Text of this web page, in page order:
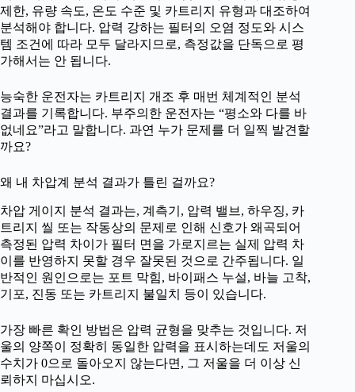
제한, 유량 속도, 온도 수준 및 카트리지 유형과 대조하여
분석해야 합니다. 압력 강하는 필터의 오염 정도와 시스
템 조건에 따라 모두 달라지므로, 측정값을 단독으로 평
가해서는 안 됩니다.
능숙한 운전자는 카트리지 개조 후 매번 체계적인 분석
결과를 기록합니다. 부주의한 운전자는 “평소와 다를 바
없네요”라고 말합니다. 과연 누가 문제를 더 일찍 발견할
까요?
왜 내 차압계 분석 결과가 틀린 걸까요?
차압 게이지 분석 결과는, 계측기, 압력 밸브, 하우징, 카
트리지 씰 또는 작동상의 문제로 인해 신호가 왜곡되어
측정된 압력 차이가 필터 면을 가로지르는 실제 압력 차
이를 반영하지 못할 경우 잘못된 것으로 간주됩니다. 일
반적인 원인으로는 포트 막힘, 바이패스 누설, 바늘 고착,
기포, 진동 또는 카트리지 불일치 등이 있습니다.
가장 빠른 확인 방법은 압력 균형을 맞추는 것입니다. 저
울의 양쪽이 정확히 동일한 압력을 표시하는데도 저울의
수치가 0으로 돌아오지 않는다면, 그 저울을 더 이상 신
뢰하지 마십시오.